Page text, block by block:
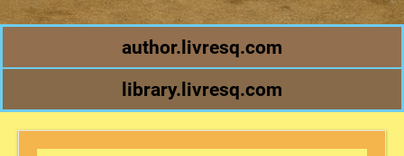
author.livresq.com
library.livresq.com